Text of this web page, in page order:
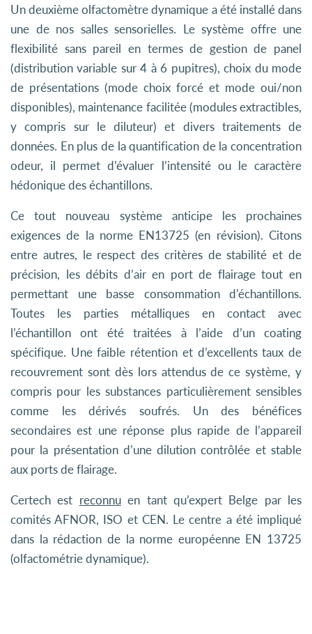
Un deuxième olfactomètre dynamique a été installé dans
une de nos salles sensorielles. Le système offre une
flexibilité sans pareil en termes de gestion de panel
(distribution variable sur 4 à 6 pupitres), choix du mode
de présentations (mode choix forcé et mode oui/non
disponibles), maintenance facilitée (modules extractibles,
y compris sur le diluteur) et divers traitements de
données. En plus de la quantification de la concentration
odeur, il permet d’évaluer l’intensité ou le caractère
hédonique des échantillons.
Ce tout nouveau système anticipe les prochaines
exigences de la norme EN13725 (en révision). Citons
entre autres, le respect des critères de stabilité et de
précision, les débits d’air en port de flairage tout en
permettant une basse consommation d’échantillons.
Toutes les parties métalliques en contact avec
l’échantillon ont été traitées à l’aide d’un coating
spécifique. Une faible rétention et d’excellents taux de
recouvrement sont dès lors attendus de ce système, y
compris pour les substances particulièrement sensibles
comme les dérivés soufrés. Un des bénéfices
secondaires est une réponse plus rapide de l’appareil
pour la présentation d’une dilution contrôlée et stable
aux ports de flairage.
Certech est reconnuen tant qu’expert Belge par les
comités AFNOR, ISO et CEN. Le centre a été impliqué
dans la rédaction de la norme européenne EN 13725
(olfactométrie dynamique).